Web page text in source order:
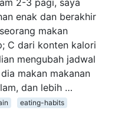
enak dan berakhir
makan
C dari konten kalori
mengubah jadwal
makan makanan
dan lebih …
eating-habits